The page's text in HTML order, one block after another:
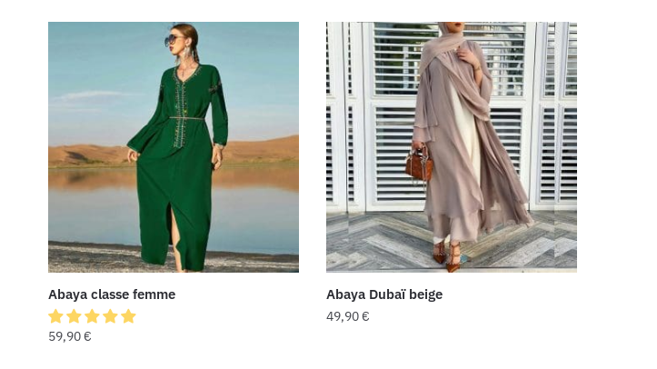
Abaya classe femme
59,90€
Abaya Dubaï beige
49,90€